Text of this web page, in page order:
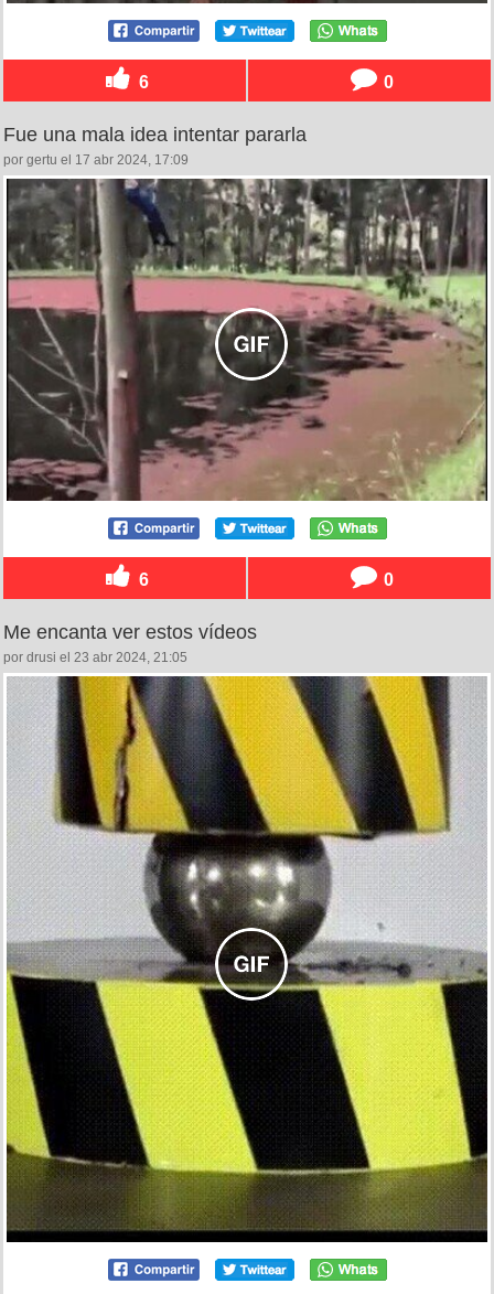
6 0
Fue una mala idea intentar pararla
por gertu el 17 abr 2024, 17:09
6 0
Me encanta ver estos vídeos
por drusi el 23 abr 2024, 21:05